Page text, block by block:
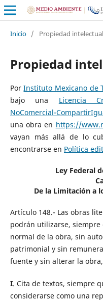
Inicio / Propiedad intelectual
Propiedad
PorInstituto Mexicano de
bajo una Licencia
NoComercial-
una obra en https://
vayan más allá de lo
encontrarse en Política
Ley Federal
De la Limitación a
Artículo 148.- Las obras
podrán utilizarse, siempre
normal de la obra, sin
patrimonial y sin
fuente y sin alterar la
I. Cita de textos, siempre
considerarse como una